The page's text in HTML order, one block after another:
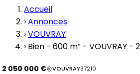
Accueil
›Annonces
›VOUVRAY
› Bien - 600 m² - VOUVRAY -
2 050 000 € VOUVRAY37210